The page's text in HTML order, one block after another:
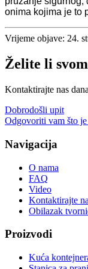
onima kojima je to
Vrijeme objave: 24.
Želite li
Kontaktirajte nas
Dobrodošli upit
Odgovoriti vam što
Navigacija
O nama
FAQ
Video
Kontaktirajte
Obilazak
Proizvodi
Kuća